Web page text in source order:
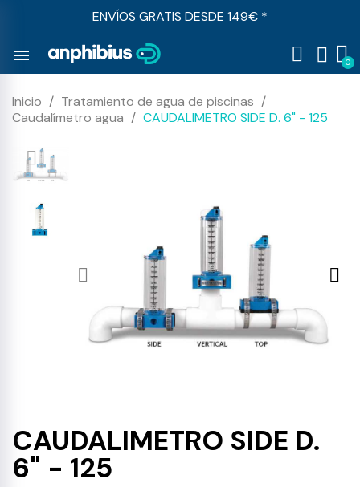
ENVÍOS GRATIS DESDE 149€ *
menu
Inicio
Tratamiento de agua de piscinas
Caudalímetro agua
CAUDALIMETRO SIDE D. 6" - 125
CAUDALIMETRO SIDE D.
6" - 125